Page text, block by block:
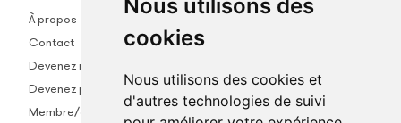
Nous utilisons des
cookies
Nous utilisons des cookies et
d'autres technologies de suivi
À propos
Contact
Devenez membre
Devenez partenaire
Membre/empl.